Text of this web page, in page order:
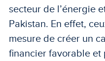
secteur de l’énergie
Pakistan. En effet,
mesure de créer un
financier favorable et